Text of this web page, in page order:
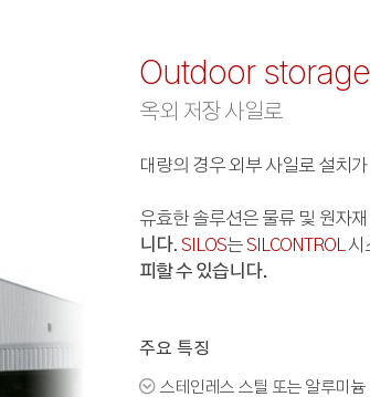
Outdoor
옥외 저장 사일로
대량의 경우 외부 사일로 설치
유효한 솔루션은 물류 및 원자
니다. SILOS는SILCONTROL
시
피할 수 있습니다.
주요 특징
스테인레스 스틸 또는 알루미늄